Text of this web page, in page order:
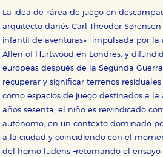
La idea de «área de juego en
arquitecto danés Carl Theodor
infantil de aventuras» –impulsada por la
Allen of Hurtwood en Londres, y
europeas después de la Segunda
recuperar y significar terrenos
como espacios de juego destinados a
años sesenta, el niño es reivindicado
autónomo, en un contexto dominado
a la ciudad y coincidiendo con el
del homo ludens –retomando el
CONFIGURACIÓN
Cookies necesarias
Estas cookies son necesarias
web funcione y no es posible
nuestro sistema. Es posible
navegador, pero en ese caso
áreas de nuestra web dejen de
correctamente.